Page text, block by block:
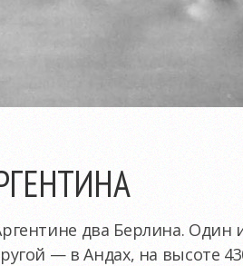
два Берлина. Один
— в Андах, на высоте